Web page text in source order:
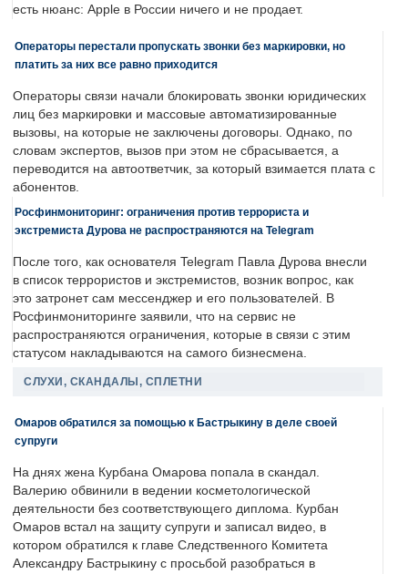
есть нюанс: Apple в России ничего и не продает.
Операторы перестали пропускать звонки без маркировки, но
платить за них все равно приходится
Операторы связи начали блокировать звонки юридических
лиц без маркировки и массовые автоматизированные
вызовы, на которые не заключены договоры. Однако, по
словам экспертов, вызов при этом не сбрасывается, а
переводится на автоответчик, за который взимается плата с
абонентов.
Росфинмониторинг: ограничения против террориста и
экстремиста Дурова не распространяются на Telegram
После того, как основателя Telegram Павла Дурова внесли
в список террористов и экстремистов, возник вопрос, как
это затронет сам мессенджер и его пользователей. В
Росфинмониторинге заявили, что на сервис не
распространяются ограничения, которые в связи с этим
статусом накладываются на самого бизнесмена.
СЛУХИ, СКАНДАЛЫ, СПЛЕТНИ
Омаров обратился за помощью к Бастрыкину в деле своей
супруги
На днях жена Курбана Омарова попала в скандал.
Валерию обвинили в ведении косметологической
деятельности без соответствующего диплома. Курбан
Омаров встал на защиту супруги и записал видео, в
котором обратился к главе Следственного Комитета
Александру Бастрыкину с просьбой разобраться в